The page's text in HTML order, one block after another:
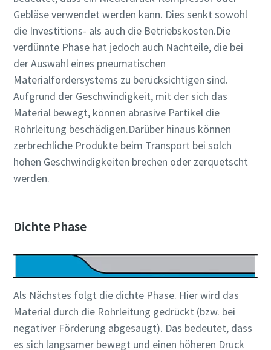
Alles, was Sie über Ihren pneumatischen
Förderprozess wissen müssen
Entdecken Sie, wie Sie einen effizienteren pneumatischen
Förderprozess schaffen können.
Gebläse verwendet werden kann. Dies senkt sowohl
die Investitions- als auch die Betriebskosten.Die
verdünnte Phase hat jedoch auch Nachteile, die bei
der Auswahl eines pneumatischen
Materialfördersystems zu berücksichtigen sind.
Aufgrund der Geschwindigkeit, mit der sich das
Material bewegt, können abrasive Partikel die
Rohrleitung beschädigen.Darüber hinaus können
zerbrechliche Produkte beim Transport bei solch
hohen Geschwindigkeiten brechen oder zerquetscht
werden.
Dichte Phase
Als Nächstes folgt die dichte Phase. Hier wird das
Material durch die Rohrleitung gedrückt (bzw. bei
negativer Förderung abgesaugt). Das bedeutet, dass
es sich langsamer bewegt und einen höheren Druck